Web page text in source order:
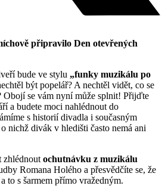
připravilo Den otevřených
bude ve stylu „funky muzikálu po
být popelář? A nechtěl vidět, co se
Obojí se vám nyní může splnit! Přijďte
a budete moci nahlédnout do
s historií divadla i současným
nichž divák v hledišti často nemá ani
zhlédnoutochutnávku z muzikálu
Romana Holého a přesvědčíte se, že
to s šarmem přímo vražedným.